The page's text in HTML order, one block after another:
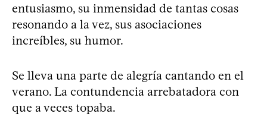
entusiasmo, su inmensidad de tantas cosas
resonando a la vez, sus asociaciones
increíbles, su humor.
Se lleva una parte de alegría cantando en el
verano. La contundencia arrebatadora con
que a veces topaba.